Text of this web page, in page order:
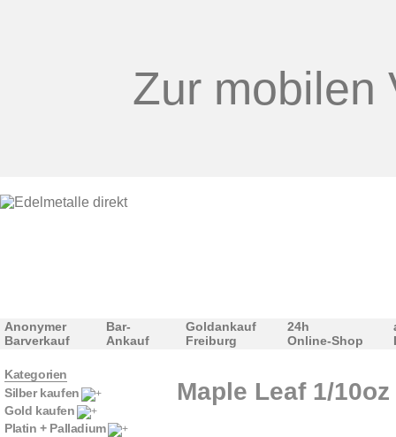
Zur mobilen
Anonymer
Barverkauf
Bar-
Ankauf
Goldankauf
Freiburg
24h
Online-Shop
Kategorien
Silber kaufen
Gold kaufen
Platin + Palladium
Maple Leaf 1/